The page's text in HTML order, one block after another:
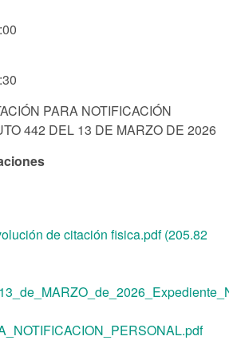
PARA NOTIFICACIÓN
442 DEL 13 DE MARZO DE 2026
de citación fisica.pdf (205.82